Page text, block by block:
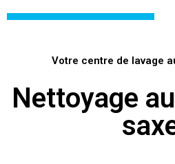
Votre centre de lavage
Nettoyage